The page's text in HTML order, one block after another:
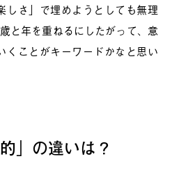
しさ」で埋めようとしても無理
と年を重ねるにしたがって、意
くことがキーワードかなと思い
」の違いは？